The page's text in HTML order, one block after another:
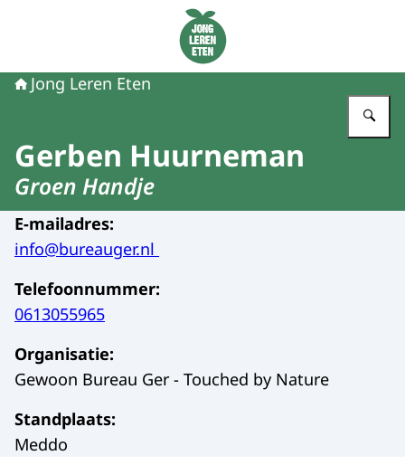
Naar de homepage van Jong Leren Eten
Jong Leren Eten
Gerben Huurneman
Groen Handje
E-mailadres:
info@bureauger.nl
Telefoonnummer:
0613055965
Organisatie:
Gewoon Bureau Ger - Touched by Nature
Standplaats:
Meddo